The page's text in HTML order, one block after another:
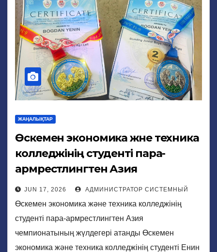
ЖАҢАЛЫҚТАР
Өскемен экономика және техника
колледжінің студенті пара-
армрестлингтен Азия
чемпионатының жүлдегері
атанды
JUN 17, 2026 АДМИНИСТРАТОР СИСТЕМНЫЙ
Өскемен экономика және техника колледжінің
студенті пара-армрестлингтен Азия
чемпионатының жүлдегері атанды Өскемен
экономика және техника колледжінің студенті Енин